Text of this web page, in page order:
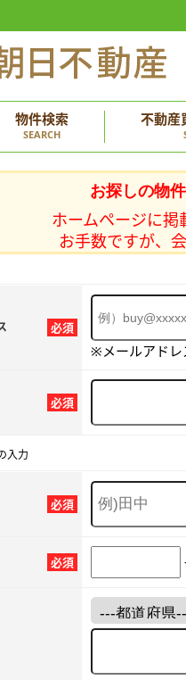
物件検索
SEARCH
不動産
お探しの物
ホームページに掲
お手数ですが、
必須
※メールアドレ
必須
入力
必須
必須